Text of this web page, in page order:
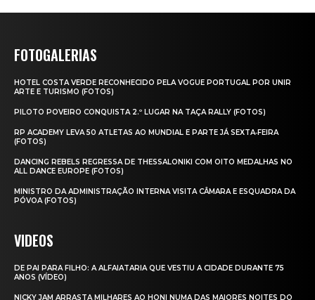
FOTOGALERIAS
HOTEL COSTA VERDE RECONHECIDO PELA VOGUE PORTUGAL POR UNIR
ARTE E TURISMO (FOTOS)
PILOTO POVEIRO CONQUISTA 2.º LUGAR NA TAÇA RALLY (FOTOS)
RP ACADEMY LEVA 50 ATLETAS AO MUNDIAL E PARTE JÁ SEXTA‑FEIRA
(FOTOS)
DANCING REBELS REGRESSA DE THESSALONIKI COM OITO MEDALHAS NO
ALL DANCE EUROPE (FOTOS)
MINISTRO DA ADMINISTRAÇÃO INTERNA VISITA CÂMARA E ESQUADRA DA
PÓVOA (FOTOS)
VIDEOS
DE PAI PARA FILHO: A ALFAIATARIA QUE VESTIU A CIDADE DURANTE 75
ANOS (VÍDEO)
NICKY JAM ARRASTA MILHARES AO HONI NUMA DAS MAIORES NOITES DO